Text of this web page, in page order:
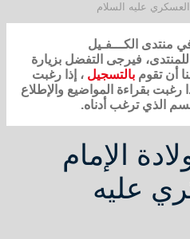
عليه السلام
منتدى الكـــفـيل
للمنتدى، فيرجى التفضل بزيارة
أن تقوم بالتسجيل ، إذا رغبت
رغبت بقراءة المواضيع والإطلاع
الذي ترغب أدناه.
الإمام
عليه